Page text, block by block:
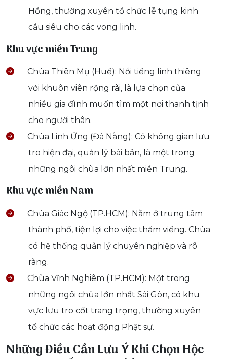
Hồng, thường xuyên tổ chức lễ tụng kinh
cầu siêu cho các vong linh.
Khu vực miền Trung
Chùa Thiên Mụ (Huế): Nổi tiếng linh thiêng
với khuôn viên rộng rãi, là lựa chọn của
nhiều gia đình muốn tìm một nơi thanh tịnh
cho người thân.
Chùa Linh Ứng (Đà Nẵng): Có không gian lưu
tro hiện đại, quản lý bài bản, là một trong
những ngôi chùa lớn nhất miền Trung.
Khu vực miền Nam
Chùa Giác Ngộ (TP.HCM): Nằm ở trung tâm
thành phố, tiện lợi cho việc thăm viếng. Chùa
có hệ thống quản lý chuyên nghiệp và rõ
ràng.
Chùa Vĩnh Nghiêm (TP.HCM): Một trong
những ngôi chùa lớn nhất Sài Gòn, có khu
vực lưu tro cốt trang trọng, thường xuyên
tổ chức các hoạt động Phật sự.
Những Điều Cần Lưu Ý Khi Chọn Hộc